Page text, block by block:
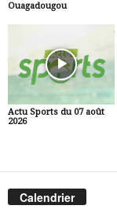
Ouagadougou
Actu Sports du 07 août
2026
Calendrier